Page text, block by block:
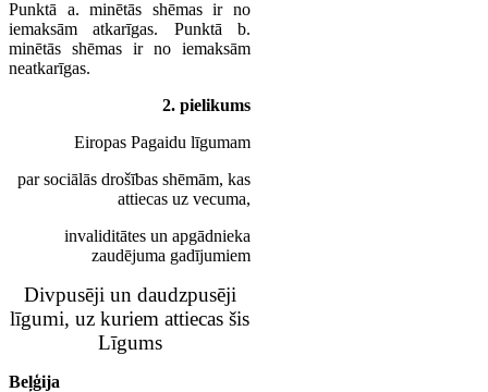
Punktā a. minētās shēmas ir no
iemaksām atkarīgas. Punktā b.
minētās shēmas ir no iemaksām
neatkarīgas.
2. pielikums
Eiropas Pagaidu līgumam
par sociālās drošības shēmām, kas
attiecas uz vecuma,
invaliditātes un apgādnieka
zaudējuma gadījumiem
Divpusēji un daudzpusēji
līgumi, uz kuriem attiecas šis
Līgums
Beļģija